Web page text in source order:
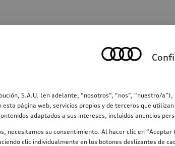
Entrada de búsqueda
S.A.U. (en adelante, “nosotros”, “nos”, “nuestro/
página web, servicios propios y de terceros que
adaptados a sus intereses, incluidos anuncios
necesitamos su consentimiento. Al hacer clic en
clic individualmente en los botones deslizantes de